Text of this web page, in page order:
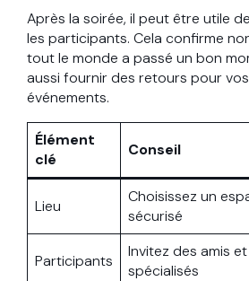
Après la soirée, il peut être utile
les participants. Cela confirme
tout le monde a passé un bon
aussi fournir des retours pour
événements.
Élément
clé
Conseil
Lieu
Choisissez un
sécurisé
Participants
Invitez des amis
spécialisés